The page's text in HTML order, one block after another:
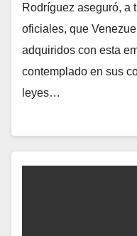
Rodríguez aseguró, a
oficiales, que
adquiridos con esta
contemplado en sus
leyes…